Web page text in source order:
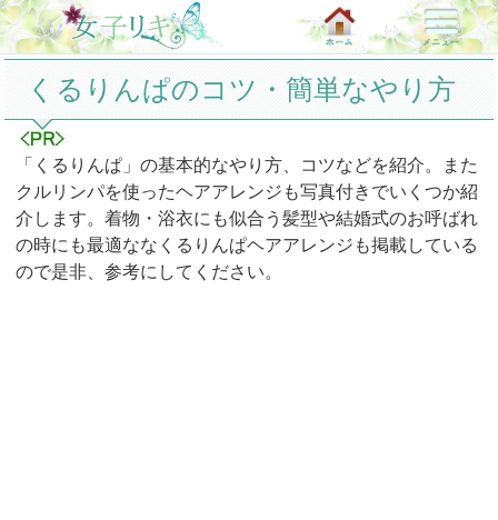
くるりんぱのコツ・簡単なやり方
「くるりんぱ」の基本的なやり方、コツなどを紹介。また
クルリンパを使ったヘアアレンジも写真付きでいくつか紹
介します。着物・浴衣にも似合う髪型や結婚式のお呼ばれ
の時にも最適ななくるりんぱヘアアレンジも掲載している
ので是非、参考にしてください。